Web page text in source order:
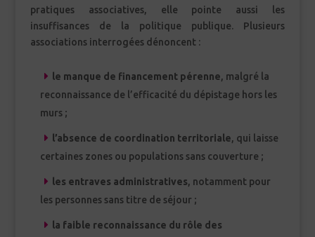
pratiques associatives, elle pointe aussi les
insuffisances de la politique publique. Plusieurs
associations interrogées dénoncent :
le manque de financement pérenne, malgré la
reconnaissance de l’efficacité du dépistage hors les
murs ;
l’absence de coordination territoriale, qui laisse
certaines zones ou populations sans couverture ;
les entraves administratives, notamment pour
les personnes sans titre de séjour ;
la faible reconnaissance du rôle des